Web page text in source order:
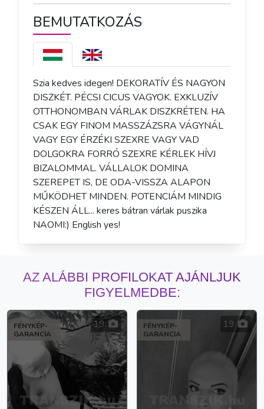
BEMUTATKOZÁS
Szia kedves idegen! DEKORATÍV ÉS NAGYON
DISZKÉT. PÉCSI CICUS VAGYOK. EXKLUZÍV
OTTHONOMBAN VÁRLAK DISZKRÉTEN. HA
CSAK EGY FINOM MASSZÁZSRA VÁGYNÁL
VAGY EGY ÉRZÉKI SZEXRE VAGY VAD
DOLGOKRA FORRÓ SZEXRE KÉRLEK HÍVJ
BIZALOMMAL. VÁLLALOK DOMINA
SZEREPET IS, DE ODA-VISSZA ALAPON
MŰKÖDHET MINDEN. POTENCIÁM MINDIG
KÉSZEN ÁLL... keres bátran várlak puszika
NAOMI:) English yes!
AZ ALÁBBI PROFILOKAT AJÁNLJUK
FIGYELMEDBE:
FÉNYKÉP-
GARANCIA
19
FÉNYKÉP-
GARANCIA
19